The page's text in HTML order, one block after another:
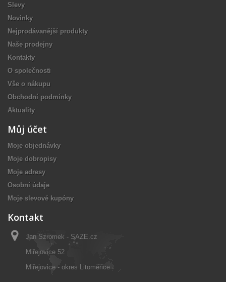
Slevy
Novinky
Nejprodávanější produkty
Naše prodejny
Kontakty
O společnosti
Vše o nákupu
Obchodní podmínky
Aktuality
Můj účet
Moje objednávky
Moje dobropisy
Moje adresy
Osobní údaje
Moje slevové kupóny
Kontakt
Jan Szromek - SAZE.cz
Miřejovice 52
Miřejovice - okres Litoměřice